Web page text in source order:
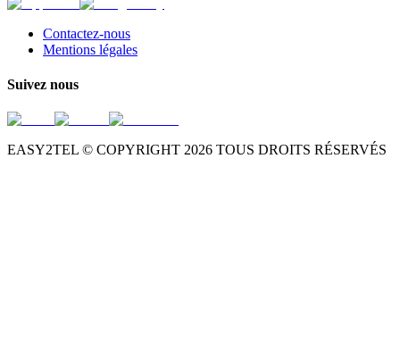
Contactez-nous
Mentions légales
Suivez nous
EASY2TEL © COPYRIGHT 2026 TOUS DROITS RÉSERVÉS